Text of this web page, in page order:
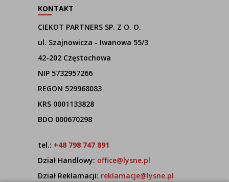
KONTAKT
CIEKOT PARTNERS SP. Z O. O.
ul. Szajnowicza - Iwanowa 55/3
42-202 Częstochowa
NIP 5732957266
REGON 529968083
KRS 0001133828
BDO 000670298
tel.: +48 798 747 891
Dział Handlowy: office@lysne.pl
Dział Reklamacji: reklamacje@lysne.pl